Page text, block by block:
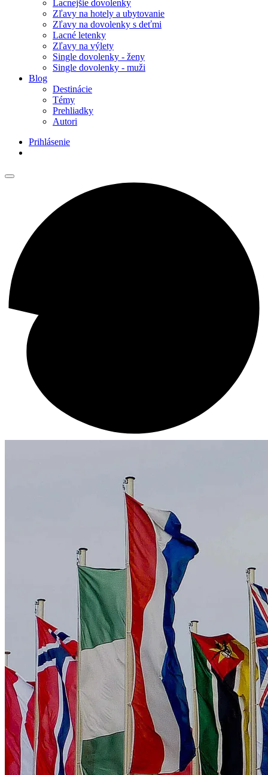
Lacnejšie dovolenky
Zľavy na hotely a ubytovanie
Zľavy na dovolenky s deťmi
Lacné letenky
Zľavy na výlety
Single dovolenky - ženy
Single dovolenky - muži
Blog
Destinácie
Témy
Prehliadky
Autori
Prihlásenie